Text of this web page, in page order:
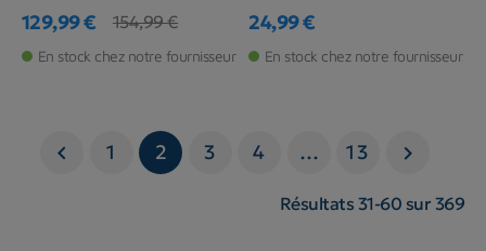
Prix
129,99 €
Prix de base
154,99 €
En stock chez notre fournisseur
Prix
24,99 €
En stock chez notre fournisseur
 1 2 3 4 … 13 
Résultats 31-60 sur 369